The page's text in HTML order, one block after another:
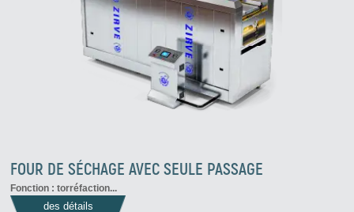
FOUR DE SÉCHAGE AVEC SEULE PASSAGE
Fonction : torréfaction...
des détails